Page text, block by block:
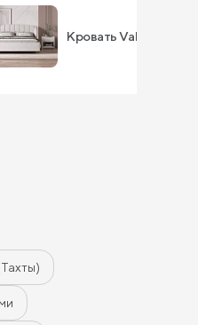
и не скрипит. Ткань
на ощупь, выглядит
не создаёт ощущения
Очень порадовал
В остальном всё супер,
своих денег точно стоит.
что-то современное и
— хороший вариант
Кровать Valencia